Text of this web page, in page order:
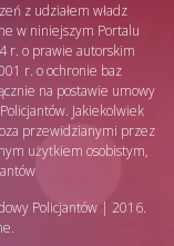
z udziałem władz
w niniejszym Portalu
r. o prawie autorskim
r. o ochronie baz
na postawie umowy
Jakiekolwiek
przewidzianymi przez
użytkiem osobistym,
Policjantów | 2016.